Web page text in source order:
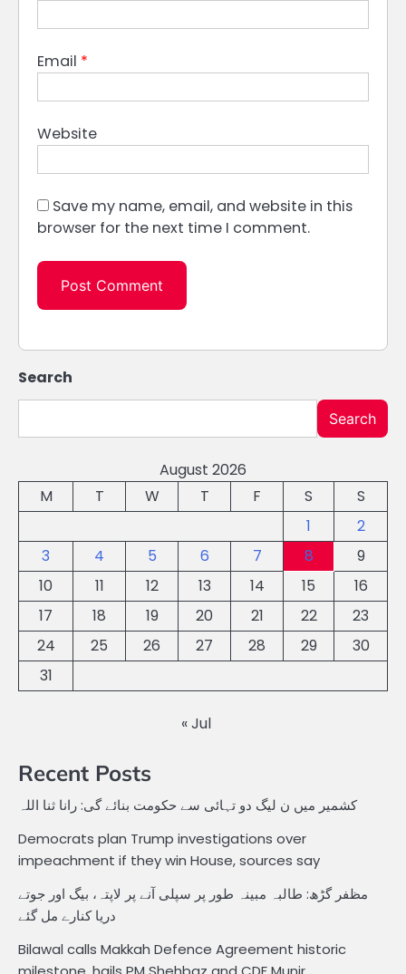
Email *
Website
Save my name, email, and website in this
browser for the next time I comment.
Search
Search
August 2026
M
T W T F S
S
1
2
3
4 5 6 7 8
9
10
11 12 13 14 15
16
17
18 19 20 21 22
23
24
25 26 27 28 29
30
31
« Jul
Recent Posts
کشمیر میں ن لیگ دو تہائی سے حکومت بنائے گی: رانا ثنا اللہ
Democrats plan Trump investigations over
impeachment if they win House, sources say
مظفر گڑھ: طالبہ مبینہ طور پر سپلی آنے پر لاپتہ، بیگ اور جوتے
دریا کنارے مل گئے
Bilawal calls Makkah Defence Agreement historic